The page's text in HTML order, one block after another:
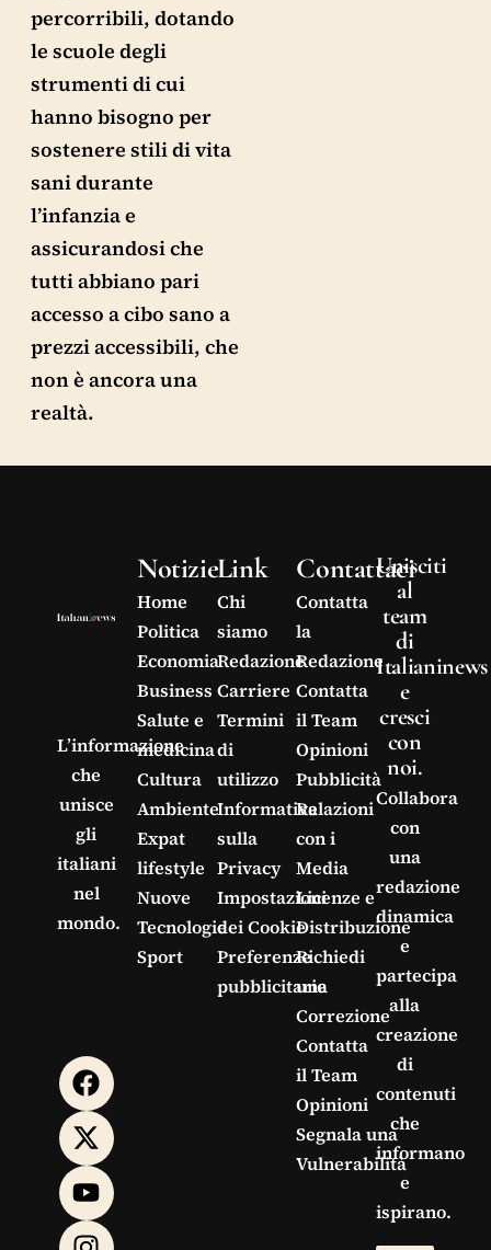
percorribili, dotando
le scuole degli
strumenti di cui
hanno bisogno per
sostenere stili di vita
sani durante
l’infanzia e
assicurandosi che
tutti abbiano pari
accesso a cibo sano a
prezzi accessibili, che
non è ancora una
realtà.
L’informazione
che
unisce
gli
italiani
nel
mondo.
Notizie
Home
Politica
Economia
Business
Salute e
medicina
Cultura
Ambiente
Expat
lifestyle
Nuove
Tecnologie
Sport
Link
Chi
siamo
Redazione
Carriere
Termini
di
utilizzo
Informativa
sulla
Privacy
Impostazioni
dei Cookie
Preferenze
pubblicitarie
Contattaci
Contatta
la
Redazione
Contatta
il Team
Opinioni
Pubblicità
Relazioni
con i
Media
Licenze e
Distribuzione
Richiedi
una
Correzione
Contatta
il Team
Opinioni
Segnala una
Vulnerabilità
Unisciti
al
team
di
Italianinews
e
cresci
con
noi.
Collabora
con
una
redazione
dinamica
e
partecipa
alla
creazione
di
contenuti
che
informano
e
ispirano.